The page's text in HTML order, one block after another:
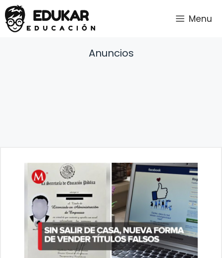
Saltar
al
contenido
Menu
Anuncios